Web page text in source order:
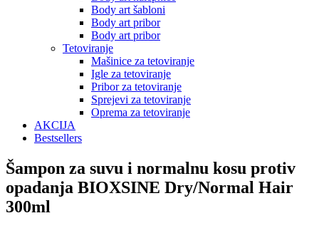
Body art šabloni
Body art pribor
Body art pribor
Tetoviranje
Mašinice za tetoviranje
Igle za tetoviranje
Pribor za tetoviranje
Sprejevi za tetoviranje
Oprema za tetoviranje
AKCIJA
Bestsellers
Šampon za suvu i normalnu kosu protiv
opadanja BIOXSINE Dry/Normal Hair
300ml